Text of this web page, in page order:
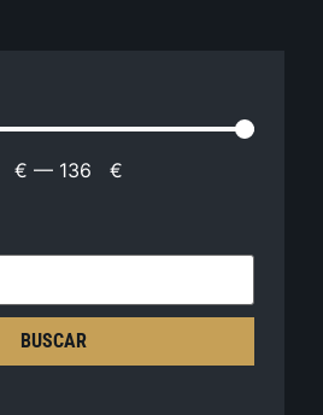
€ — 136 €
BUSCAR